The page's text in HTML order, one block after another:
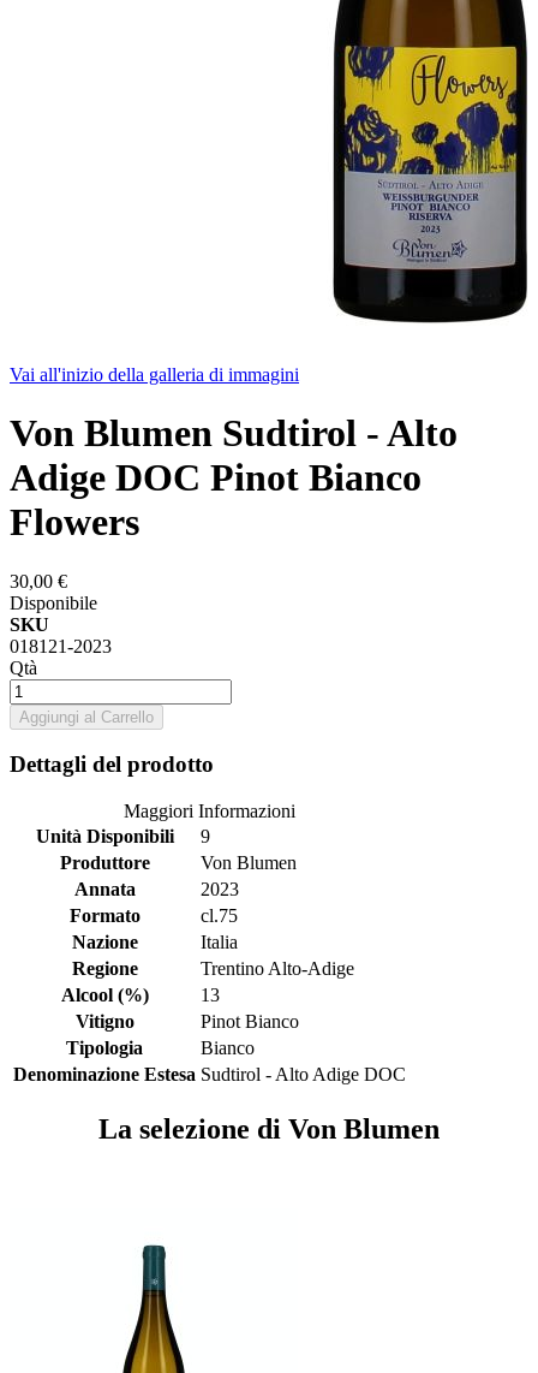
Vai all'inizio della galleria di immagini
Von Blumen Sudtirol - Alto
Adige DOC Pinot Bianco
Flowers
30,00 €
Disponibile
SKU
018121-2023
Qtà
Aggiungi al Carrello
Dettagli del prodotto
Maggiori Informazioni
Unità Disponibili
9
Produttore
Von Blumen
Annata
2023
Formato
cl.75
Nazione
Italia
Regione
Trentino Alto-Adige
Alcool (%)
13
Vitigno
Pinot Bianco
Tipologia
Bianco
Denominazione Estesa Sudtirol - Alto Adige DOC
La selezione di Von Blumen